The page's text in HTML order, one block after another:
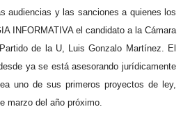
audiencias y las sanciones a quienes los
INFORMATIVA el candidato a la Cámara
de la U, Luis Gonzalo Martínez. El
ya se está asesorando jurídicamente
uno de sus primeros proyectos de ley,
marzo del año próximo.